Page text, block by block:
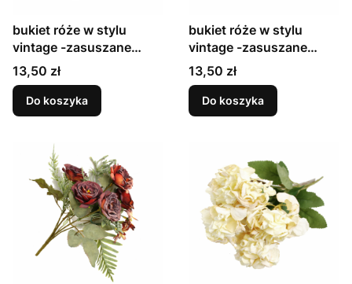
bukiet róże w stylu
vintage -zasuszane
płatki
Cena
13,50 zł
Do koszyka
bukiet róże w stylu
vintage -zasuszane
płatki
Cena
13,50 zł
Do koszyka